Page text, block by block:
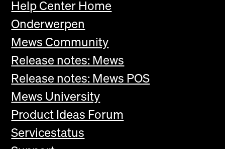
Help Center Home
Onderwerpen
Mews Community
Release notes: Mews
Release notes: Mews POS
Mews University
Product Ideas Forum
Servicestatus